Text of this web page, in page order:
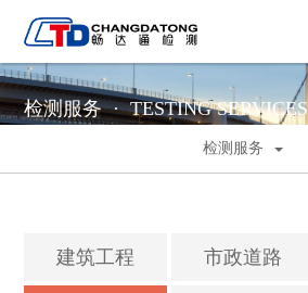
检测服务 ·TESTING SERVICES
检测服务
建筑工程 市政道路